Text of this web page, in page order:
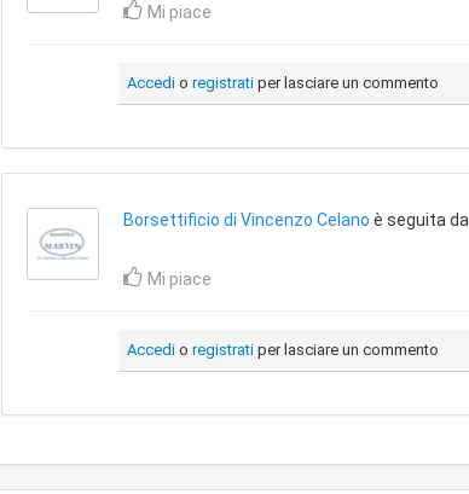
Mi piace
Accedi o registrati per lasciare un commento
Borsettificio di Vincenzo Celano è seguita da
Mi piace
Accedi o registrati per lasciare un commento